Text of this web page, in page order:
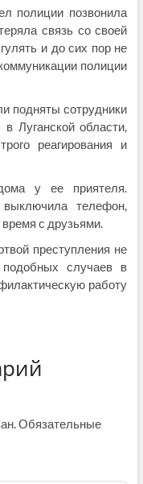
полиции позвонила
связь со своей
и до сих пор не
полиции
подняты сотрудники
Луганской области,
реагирования и
у ее приятеля.
телефон,
с друзьями.
преступления не
случаев в
работу
Обязательные